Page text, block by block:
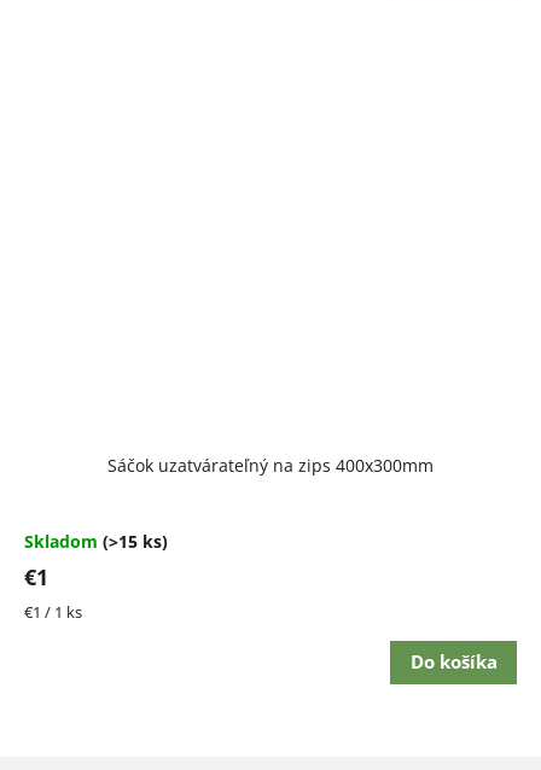
Sáčok uzatvárateľný na zips 400x300mm
hodnotenie
4,5
5
hviezdičiek.
Skladom (>15 ks)
€1
Jednotková
€1 / 1 ks
Do košíka